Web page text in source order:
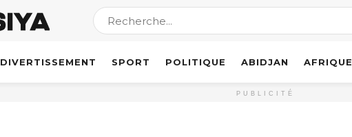
DIVERTISSEMENT SPORT POLITIQUE ABIDJAN AFRIQUE
PUBLICITÉ